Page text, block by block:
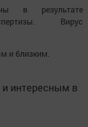
в результате
Вирус
и близким.
интересным в